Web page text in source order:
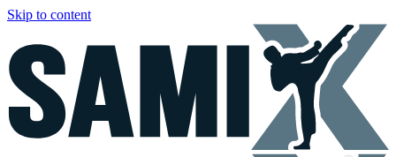
Skip to content